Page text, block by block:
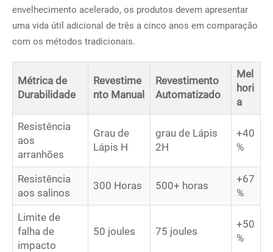
envelhecimento acelerado, os produtos devem apresentar
uma vida útil adicional de três a cinco anos em comparação
com os métodos tradicionais.
Métrica de
Durabilidade
Revestime
nto Manual
Revestimento
Automatizado
Mel
hori
a
Resistência
aos
arranhões
Grau de
Lápis H
grau de Lápis
2H
+40
%
Resistência
aos salinos
300 Horas 500+ horas
+67
%
Limite de
falha de
impacto
50 joules 75 joules
+50
%